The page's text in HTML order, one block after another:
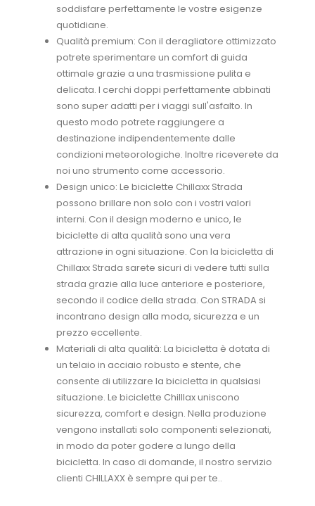
soddisfare perfettamente le vostre esigenze
quotidiane.
Qualità premium: Con il deragliatore ottimizzato
potrete sperimentare un comfort di guida
ottimale grazie a una trasmissione pulita e
delicata. I cerchi doppi perfettamente abbinati
sono super adatti per i viaggi sull'asfalto. In
questo modo potrete raggiungere a
destinazione indipendentemente dalle
condizioni meteorologiche. Inoltre riceverete da
noi uno strumento come accessorio.
Design unico: Le biciclette Chillaxx Strada
possono brillare non solo con i vostri valori
interni. Con il design moderno e unico, le
biciclette di alta qualità sono una vera
attrazione in ogni situazione. Con la bicicletta di
Chillaxx Strada sarete sicuri di vedere tutti sulla
strada grazie alla luce anteriore e posteriore,
secondo il codice della strada. Con STRADA si
incontrano design alla moda, sicurezza e un
prezzo eccellente.
Materiali di alta qualità: La bicicletta è dotata di
un telaio in acciaio robusto e stente, che
consente di utilizzare la bicicletta in qualsiasi
situazione. Le biciclette Chilllax uniscono
sicurezza, comfort e design. Nella produzione
vengono installati solo componenti selezionati,
in modo da poter godere a lungo della
bicicletta. In caso di domande, il nostro servizio
clienti CHILLAXX è sempre qui per te..